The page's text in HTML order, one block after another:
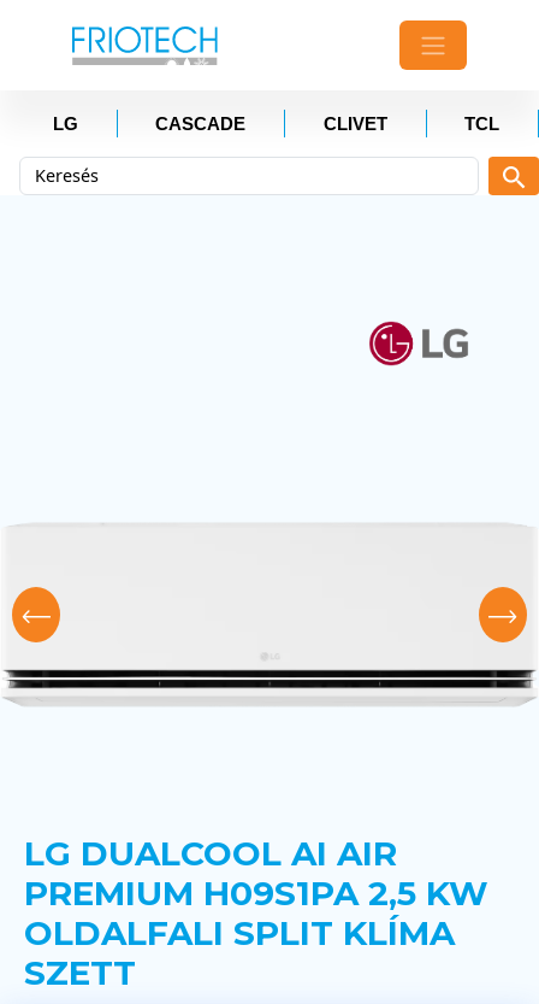
LG CASCADE CLIVET TCL
LG DUALCOOL AI AIR
PREMIUM H09S1PA 2,5 KW
OLDALFALI SPLIT KLÍMA
SZETT